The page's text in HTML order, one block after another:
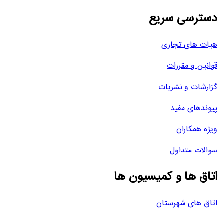
دسترسی سریع
هیات های تجاری
قوانین و مقررات
گزارشات و نشریات
پیوندهای مفید
ویژه همکاران
سوالات متداول
اتاق ها و کمیسیون ها
اتاق های شهرستان